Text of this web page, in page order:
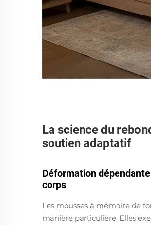
La science du
soutien adaptatif
Déformation
corps
Les mousses à mémoire de
manière particulière. Elles